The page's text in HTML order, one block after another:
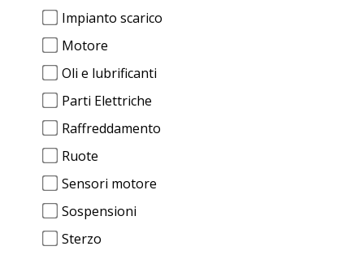
Impianto scarico
Motore
Oli e lubrificanti
Parti Elettriche
Raffreddamento
Ruote
Sensori motore
Sospensioni
Sterzo